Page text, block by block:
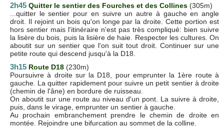
2h45 Quitter le sentier des Fourches et des Collines (305m)
...quitter le sentier pour en suivre un autre à gauche en angle
droit. Il rejoint un bois qu'on longe par la droite. Cette portion est
hors sentier mais l'itinéraire n'est pas très compliqué: bien suivre
la lisère du bois, puis la lisière de haie. Respecter les cultures. On
aboutit sur un sentier que l'on suit tout droit. Continuer sur une
petite route qui descend jusqu'à la D18.
3h15 Route D18 (230m)
Poursuivre à droite sur la D18, pour emprunter la 1ère route à
gauche. La quitter rapidement pour suivre un petit sentier à droite
(chemin de l'âne) en bordure de ruisseau.
On aboutit sur une route au niveau d'un pont. La suivre à droite,
puis, dans le virage, emprunter un sentier à gauche.
Au prochain embranchement prendre le chemin de droite en
montée. Rejoindre une bifurcation au sommet de la colline.